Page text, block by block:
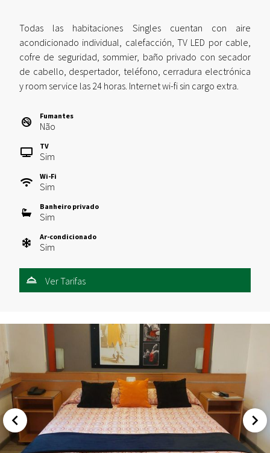
Todas las habitaciones Singles cuentan con aire
acondicionado individual, calefacción, TV LED por cable,
cofre de seguridad, sommier, baño privado con secador
de cabello, despertador, teléfono, cerradura electrónica
y room service las 24 horas. Internet wi-fi sin cargo extra.
Fumantes
Não
TV
Sim
Wi-Fi
Sim
Banheiro privado
Sim
Ar-condicionado
Sim
Ver Tarifas